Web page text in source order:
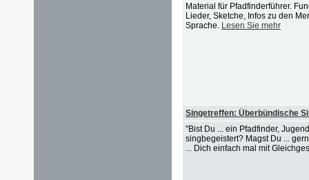
Material für Pfadfinderführer.
Lieder, Sketche, Infos zu den
Sprache. Lesen Sie mehr
Singetreffen: Überbündische
"Bist Du ... ein Pfadfinder,
singbegeistert? Magst Du ...
... Dich einfach mal mit